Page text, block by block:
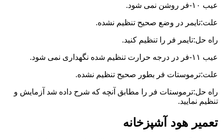
عیب ۱۰-فر روشن نمی شود.
علت:تایمر در وضع صحیح تنظیم نشده.
راه حل:تایمر فر را تنظیم کنید.
عیب ۱۱-فر در درجه حرارت تنظیم شده نگهداری نمی شود.
علت:ترموستات فر بطور صحیح تنظیم نشده.
راه حل:ترموستات فر را مطابق آنچه که شرح داده شد آزمایش و
تنظیم نمایید.
تعمیر هود آشپزخانه